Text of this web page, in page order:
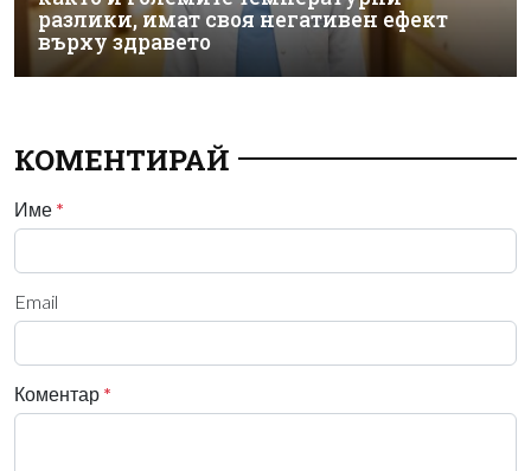
разлики, имат своя негативен ефект
върху здравето
КОМЕНТИРАЙ
Име *
Email
Коментар *